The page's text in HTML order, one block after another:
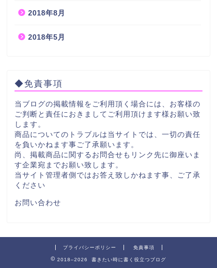
2018年8月
2018年5月
◆免責事項
当ブログの掲載情報をご利用頂く場合には、お客様の
ご判断と責任におきましてご利用頂けます様お願い致
します。
商品についてのトラブルは当サイトでは、一切の責任
を負いかねます事ご了承願います。
尚、掲載商品に関するお問合せもリンク先に御座いま
す企業宛までお願い致します。
当サイト管理者側ではお答え致しかねます事、ご了承
ください
お問い合わせ
プライバシーポリシー 免責事項
2018–2026 書きたい時に書く役立つブログ